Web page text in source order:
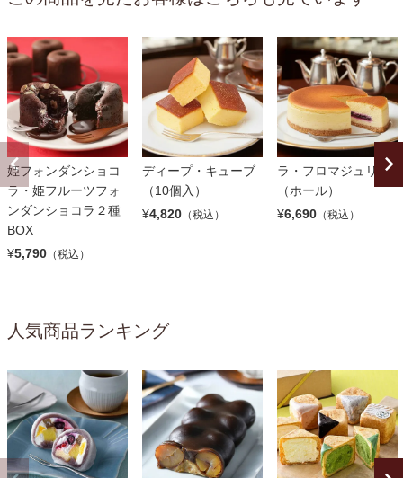
姫フォンダンショコ
ラ・姫フルーツフォ
ンダンショコラ２種
BOX
¥5,790 （税込）
ディープ・キューブ
（10個入）
¥4,820 （税込）
ラ・フロマジュリー
（ホール）
¥6,690 （税込）
人気商品ランキング